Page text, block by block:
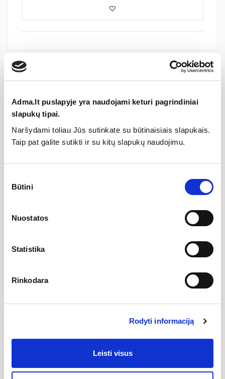
Adma.lt puslapyje yra naudojami keturi pagrindiniai
slapukų tipai.
Naršydami toliau Jūs sutinkate su būtinaisiais slapukais.
Taip pat galite sutikti ir su kitų slapukų naudojimu.
pasirinkimas
Būtini
Nuostatos
Statistika
Rinkodara
Rodyti informaciją
Leisti visus
Nerūdijantis plienas suteikia produktui antikorozines savybes.
būti montuojamas uždaroje patalpų šildymo sistemoje.
Pliusai : gaminio paviršius dažytas, atsparus korozijai ir
Prekės tipas:Vandeninis rankšluosčių džiovintuvas
Atstumas tarp tvirtinimo taškų (L):500 mm